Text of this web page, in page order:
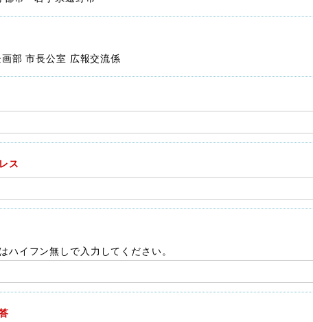
部 市長公室 広報交流係
ス
ハイフン無しで入力してください。